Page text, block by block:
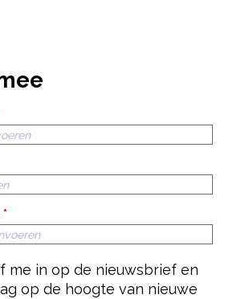
*
me in op de nieuwsbrief en
op de hoogte van nieuwe